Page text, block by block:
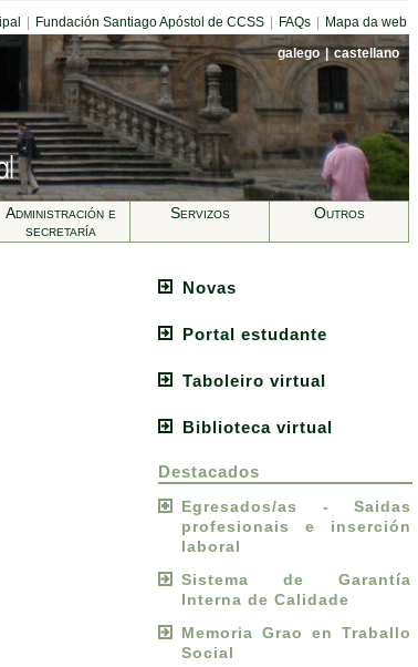
Fundación Santiago Apóstol de CCSS FAQs
Mapa da web
galego|castellano
Administración e
secretarí­a
Servizos Outros
Novas
Portal estudante
Taboleiro virtual
Biblioteca virtual
Destacados
Egresados/as - Saidas
profesionais e inserción
laboral
Sistema de Garantía
Interna de Calidade
Memoria Grao en Traballo
Social